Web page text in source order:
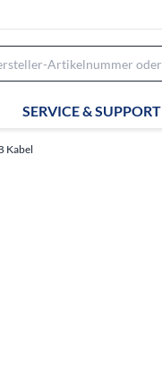
SERVICE & SUPPORT
Kabel